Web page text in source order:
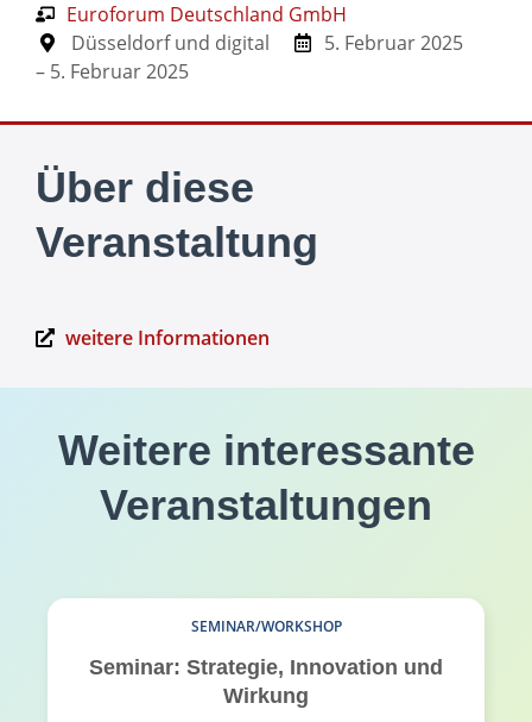
Euroforum Deutschland GmbH
Düsseldorf und digital
5. Februar 2025
– 5. Februar 2025
Über diese
Veranstaltung
weitere Informationen
Weitere interessante
Veranstaltungen
SEMINAR/WORKSHOP
Seminar: Strategie, Innovation und
Wirkung